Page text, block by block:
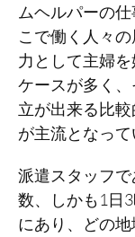
ムヘルパーの
こで働く人々
力として主婦
ケースが多く
立が出来る比
が主流となって
派遣スタッフ
数、しかも1日
にあり、どの